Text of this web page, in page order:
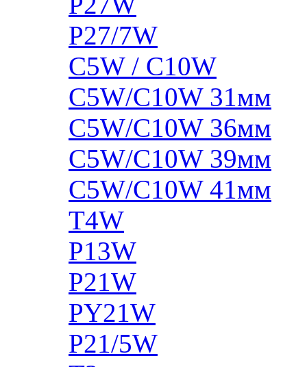
P27/7W
C5W / C10W
C5W/C10W 31мм
C5W/C10W 36мм
C5W/C10W 39мм
C5W/C10W 41мм
T4W
P13W
P21W
PY21W
P21/5W